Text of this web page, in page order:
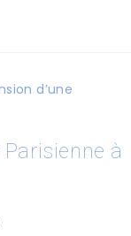
Parisienne à